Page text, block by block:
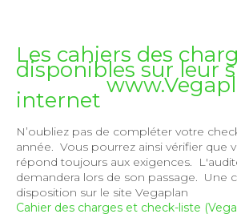
Les cahiers des
disponibles sur leur
internet
N’oubliez pas de compléter votre
année. Vous pourrez ainsi vérifier que
répond toujours aux exigences.
demandera lors de son passage. Une
disposition sur le site Vegaplan
Cahier des charges et check-liste